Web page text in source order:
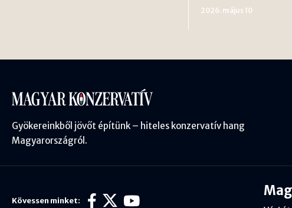
2026. május 10
Gyökereinkből jövőt építünk – hiteles konzervatív hang
Magyarországról.
Kövessen minket: